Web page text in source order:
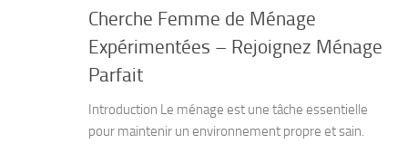
Cherche Femme de Ménage
Expérimentées – Rejoignez Ménage
Parfait
Introduction Le ménage est une tâche essentielle
pour maintenir un environnement propre et sain.